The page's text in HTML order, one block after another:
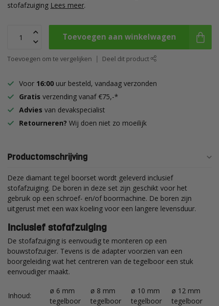
stofafzuiging Lees meer.
Toevoegen aan winkelwagen
Toevoegen om te vergelijken Deel dit product
Voor 16:00 uur besteld, vandaag verzonden
Gratis verzending vanaf €75,-*
Advies van devakspecialist
Retourneren? Wij doen niet zo moeilijk
Productomschrijving
Deze diamant tegel boorset wordt geleverd inclusief
stofafzuiging. De boren in deze set zijn geschikt voor het
gebruik op een schroef- en/of boormachine. De boren zijn
uitgerust met een wax koeling voor een langere levensduur.
Inclusief stofafzuiging
De stofafzuiging is eenvoudig te monteren op een
bouwstofzuiger. Tevens is de adapter voorzien van een
boorgeleiding wat het centreren van de tegelboor een stuk
eenvoudiger maakt.
Inhoud:
ø 6 mm
tegelboor
ø 8 mm
tegelboor
ø 10 mm
tegelboor
ø 12 mm
tegelboor